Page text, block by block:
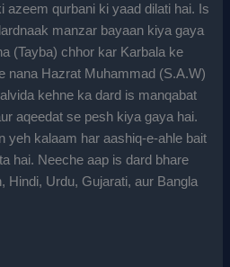
azeem qurbani ki yaad dilati hai. Is
manzar bayaan kiya gaya
(Tayba) chhor kar Karbala ke
nana Hazrat Muhammad (S.A.W)
kehne ka dard is manqabat
aqeedat se pesh kiya gaya hai.
yeh kalaam har aashiq-e-ahle bait
hai. Neeche aap is dard bhare
Hindi, Urdu, Gujarati, aur Bangla